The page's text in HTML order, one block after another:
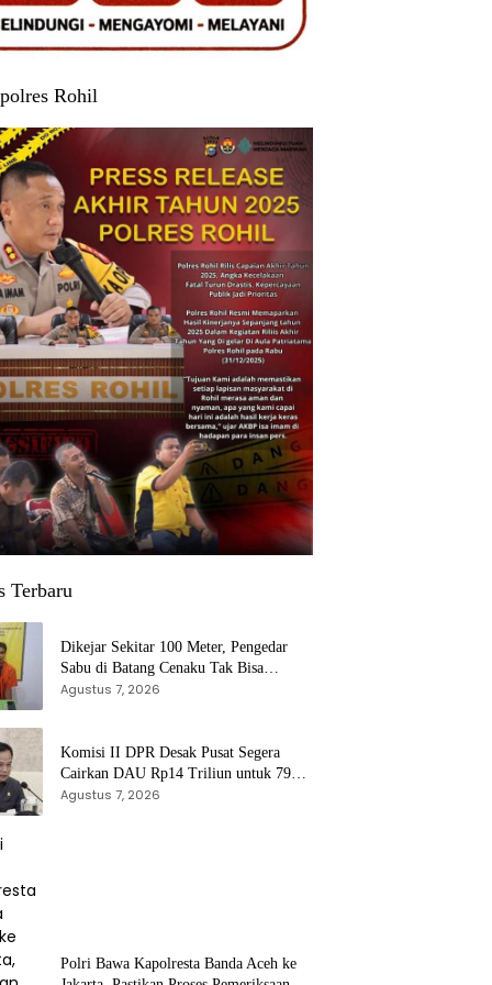
Rohil
Terbaru
Dikejar Sekitar 100 Meter, Pengedar
Sabu di Batang Cenaku Tak Bisa
Mengelak
Agustus 7, 2026
Komisi II DPR Desak Pusat Segera
Cairkan DAU Rp14 Triliun untuk 79
Daerah, Gaji PNS Terancam Telat
Agustus 7, 2026
Polri Bawa Kapolresta Banda Aceh ke